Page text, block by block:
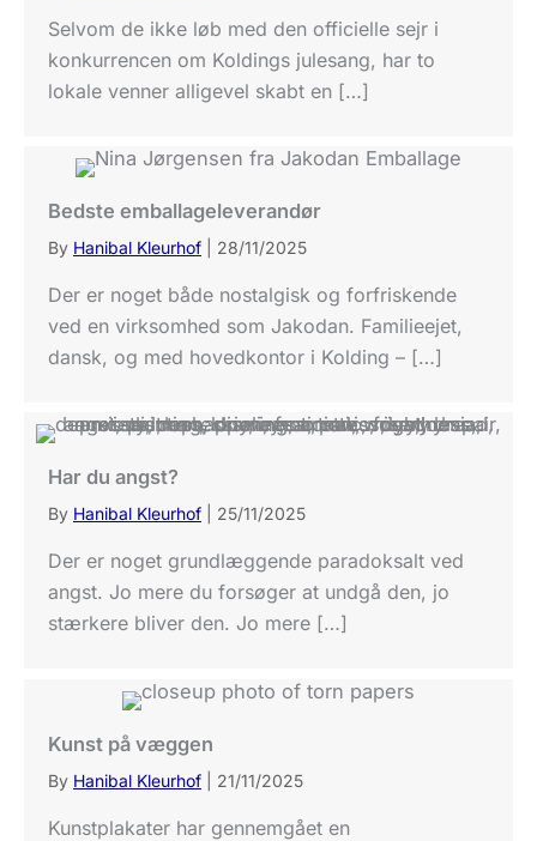
Selvom de ikke løb med den officielle sejr i
konkurrencen om Koldings julesang, har to
lokale venner alligevel skabt en […]
Bedste emballageleverandør
By Hanibal Kleurhof 28/11/2025
Der er noget både nostalgisk og forfriskende
ved en virksomhed som Jakodan. Familieejet,
dansk, og med hovedkontor i Kolding – […]
Har du angst?
By Hanibal Kleurhof 25/11/2025
Der er noget grundlæggende paradoksalt ved
angst. Jo mere du forsøger at undgå den, jo
stærkere bliver den. Jo mere […]
Kunst på væggen
By Hanibal Kleurhof 21/11/2025
Kunstplakater har gennemgået en